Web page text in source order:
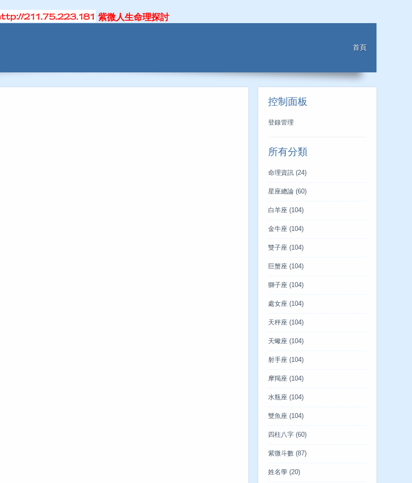
紫微人生命理探討
首頁
控制面板
登錄管理
所有分類
命理資訊 (24)
星座總論 (60)
白羊座 (104)
金牛座 (104)
雙子座 (104)
巨蟹座 (104)
獅子座 (104)
處女座 (104)
天秤座 (104)
天蠍座 (104)
射手座 (104)
摩羯座 (104)
水瓶座 (104)
雙魚座 (104)
四柱八字 (60)
紫微斗數 (87)
姓名學 (20)